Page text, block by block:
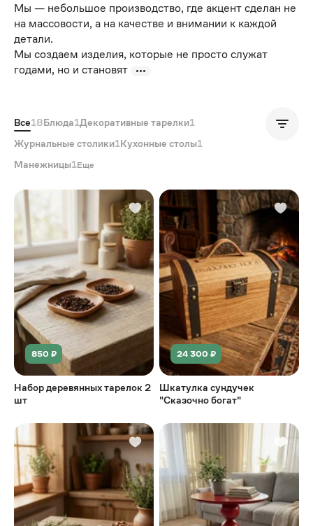
Мы — небольшое производство, где акцент сделан не
на массовости, а на качестве и внимании к каждой
детали.
Мы создаем изделия, которые не просто служат
годами, но и становят
Все18Блюда1Декоративные тарелки1
Журнальные столики1Кухонные столы1
Манежницы1Еще
Популярные
850 ₽
Набор деревянных тарелок 2
шт
24 300 ₽
Шкатулка сундучек
"Сказочно богат"